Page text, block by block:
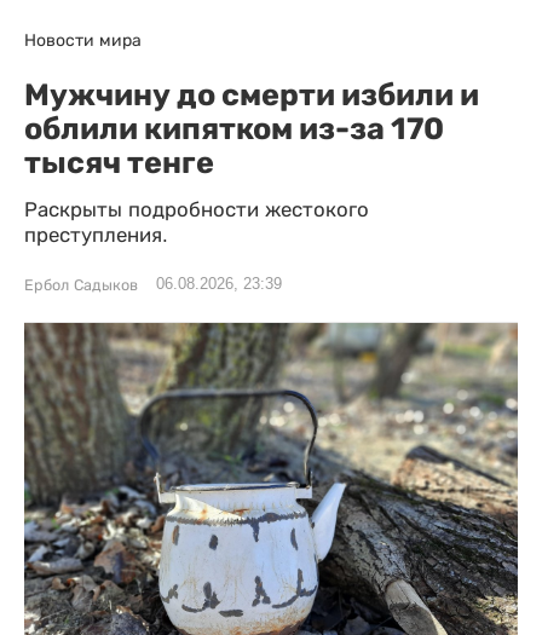
Новости мира
Мужчину до смерти избили и
облили кипятком из-за 170
тысяч тенге
Раскрыты подробности жестокого
преступления.
Ербол Садыков 06.08.2026, 23:39